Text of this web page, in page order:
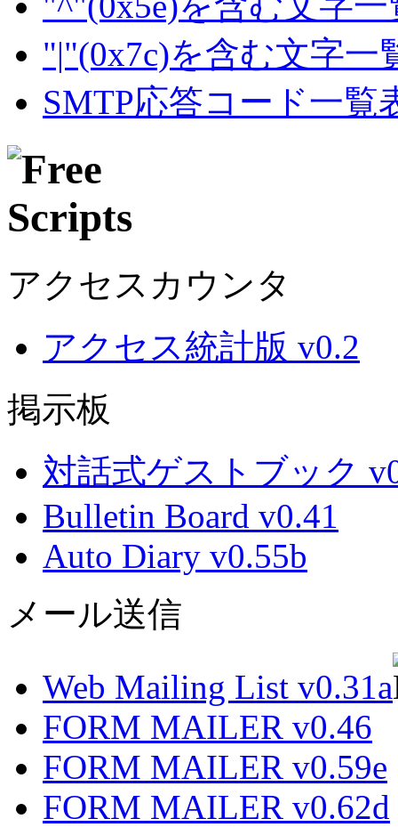
"|"(0x7c)を含む文字一
SMTP応答コード一覧
アクセスカウンタ
アクセス統計版 v0.2
掲示板
対話式ゲストブック
Bulletin Board v0.41
Auto Diary v0.55b
メール送信
Web Mailing List v0.31a
FORM MAILER v0.46
FORM MAILER v0.59e
FORM MAILER v0.62d